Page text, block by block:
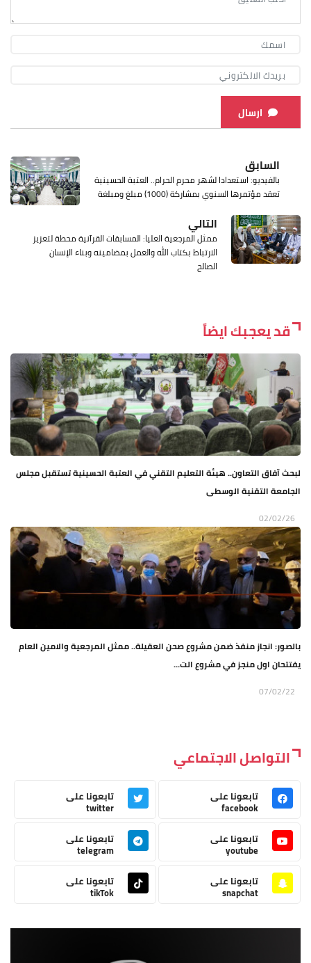
ارسال
السابق
بالفيديو: استعدادا لشهر محرم الحرام.. العتبة الحسينية
تعقد مؤتمرها السنوي بمشاركة (1000) مبلغ ومبلغة
التالي
ممثل المرجعية العليا: المسابقات القرآنية محطة لتعزيز
الارتباط بكتاب الله والعمل بمضامينه وبناء الإنسان
الصالح
قد يعجبك ايضاً
لبحث آفاق التعاون.. هيئة التعليم التقني في العتبة الحسينية تستقبل مجلس
الجامعة التقنية الوسطى
02/02/26
بالصور: انجاز منفذ ضمن مشروع صحن العقيلة.. ممثل المرجعية والامين العام
يفتتحان اول منجز في مشروع الت...
07/02/22
التواصل الاجتماعي
تابعونا على
facebook
تابعونا على
twitter
تابعونا على
youtube
تابعونا على
telegram
تابعونا على
snapchat
تابعونا على
tikTok